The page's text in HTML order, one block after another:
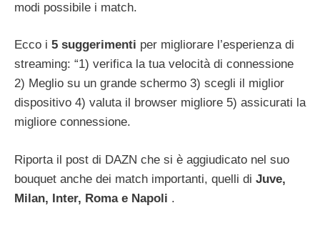
modi possibile i match.
Ecco i 5 suggerimenti per migliorare l’esperienza di
streaming: “1) verifica la tua velocità di connessione
2) Meglio su un grande schermo 3) scegli il miglior
dispositivo 4) valuta il browser migliore 5) assicurati la
migliore connessione.
Riporta il post di DAZN che si è aggiudicato nel suo
bouquet anche dei match importanti, quelli di Juve,
Milan, Inter, Roma e Napoli .